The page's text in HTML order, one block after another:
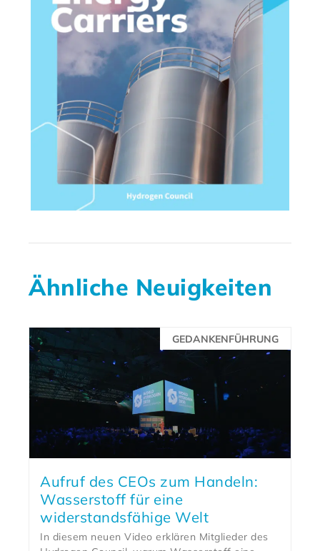
Ähnliche Neuigkeiten
GEDANKENFÜHRUNG
Aufruf des CEOs zum Handeln:
Wasserstoff für eine
widerstandsfähige Welt
In diesem neuen Video erklären Mitglieder des